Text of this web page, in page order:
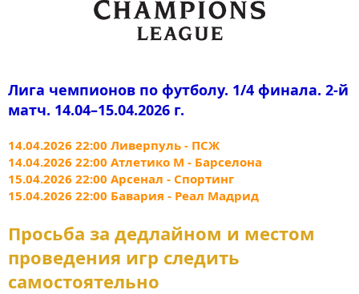
Лига чемпионов по футболу. 1/4 финала. 2-й
матч. 14.04–15.04.2026 г.
14.04.2026 22:00 Ливерпуль - ПСЖ
14.04.2026 22:00 Атлетико М - Барселона
15.04.2026 22:00 Арсенал - Спортинг
15.04.2026 22:00 Бавария - Реал Мадрид
Просьба за дедлайном и местом
проведения игр следить
самостоятельно